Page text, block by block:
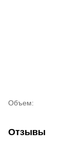
Объем:
Отзывы